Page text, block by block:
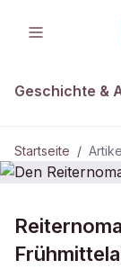
Geschichte &
Startseite /
Den